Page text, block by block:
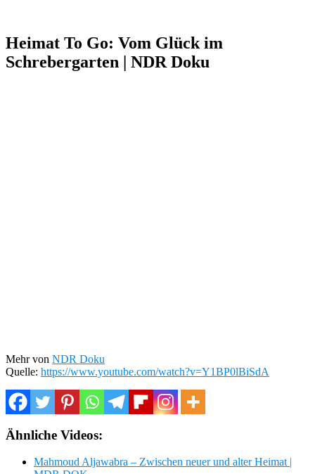
Heimat To Go: Vom Glück im
Schrebergarten | NDR Doku
Mehr von NDR Doku
Quelle: https://www.youtube.com/watch?v=Y1BP0lBiSdA
Ähnliche Videos:
Mahmoud Aljawabra – Zwischen neuer und alter Heimat |